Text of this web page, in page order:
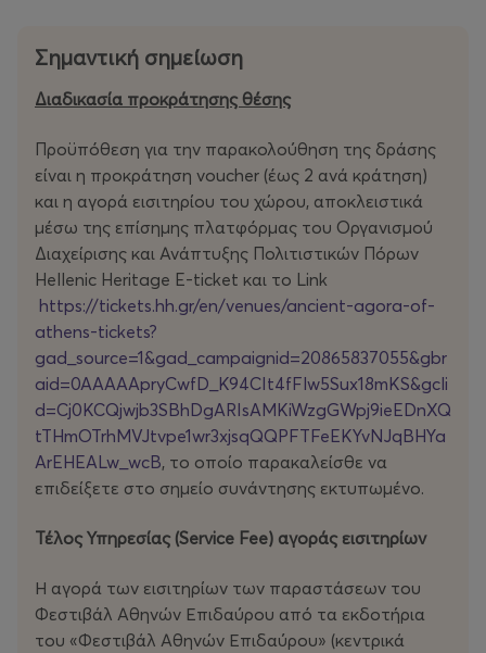
πλατεία Ζακλίν ντε Ρομιγύ
Ώρα συγκέντρωσης του κοινού: 19.00
Ώρα έναρξης της δράσης: 19.30
Διάρκεια: 45’ περίπου
Μέγιστος αριθμός ατόμων ανά παρουσίαση: 30 άτομα
Η παρουσίαση θα γίνεται με ασύρματο σύστημα
ακουστικής ξενάγησης (ένα ζευγάρι ακουστικών ανά
θεατή).
Παρακαλούνται οι θεατές να αποφύγουν τη χρήση
υποδημάτων με τακούνια.
To έργο Συνομιλία με ένα λογισμικό. Ένας AI περίπατος
στην Αρχαία Αγορά είναι μια περιπατητική – διαλογική
μοντέλα Τεχνητής Νοημοσύνης (Artificial Intelligence –
περιδιάβασης στην Αρχαία Αγορά, στην καρδιά της
πόλης των Αθηνών.
Σημαντική σημείωση
Διαδικασία προκράτησης θέσης
Προϋπόθεση για την παρακολούθηση της δράσης
είναι η προκράτηση voucher (έως 2 ανά κράτηση)
και η αγορά εισιτηρίου του χώρου, αποκλειστικά
μέσω της επίσημης πλατφόρμας του Οργανισμού
Διαχείρισης και Ανάπτυξης Πολιτιστικών Πόρων
Hellenic Heritage E-ticket και το Link
https://tickets.hh.gr/en/venues/ancient-agora-of-
athens-tickets?
gad_source=1&gad_campaignid=20865837055&gbr
aid=0AAAAApryCwfD_K94CIt4fFlw5Sux18mKS&gcli
d=Cj0KCQjwjb3SBhDgARIsAMKiWzgGWpj9ieEDnXQ
tTHmOTrhMVJtvpe1wr3xjsqQQPFTFeEKYvNJqBHYa
ArEHEALw_wcB, το οποίο παρακαλείσθε να
επιδείξετε στο σημείο συνάντησης εκτυπωμένο.
Τέλος Υπηρεσίας (Service Fee) αγοράς εισιτηρίων
Η αγορά των εισιτηρίων των παραστάσεων του
Φεστιβάλ Αθηνών Επιδαύρου από τα εκδοτήρια
του «Φεστιβάλ Αθηνών Επιδαύρου» (κεντρικά